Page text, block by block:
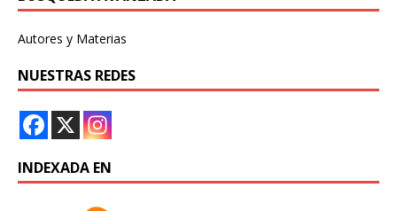
Autores y Materias
NUESTRAS REDES
INDEXADA EN